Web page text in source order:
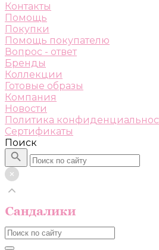
Контакты
Помощь
Покупки
Помощь покупателю
Вопрос - ответ
Бренды
Коллекции
Готовые образы
Компания
Новости
Политика
Сертификаты
Поиск